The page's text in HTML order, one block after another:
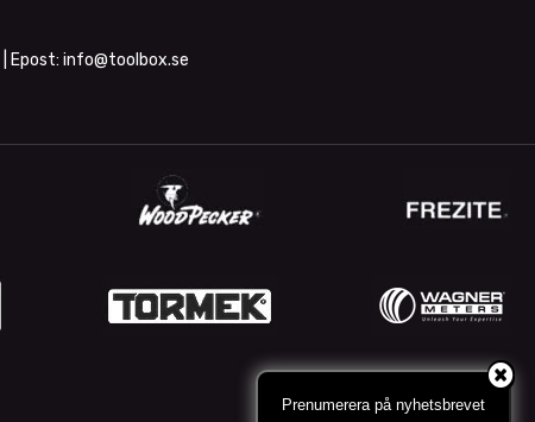
| Epost: info@toolbox.se
Prenumerera på nyhetsbrevet